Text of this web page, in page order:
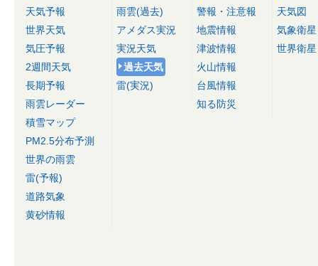
天気予報
世界天気
気圧予報
2週間天気
長期予報
雨雲レーダー
積雪マップ
PM2.5分布予測
世界の雨雲
雷(予報)
道路気象
黄砂情報
雨雲(過去)
アメダス実況
実況天気
過去天気
雷(実況)
警報・注意報
地震情報
津波情報
火山情報
台風情報
知る防災
天気図
気象衛星
世界衛星